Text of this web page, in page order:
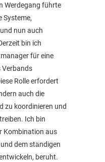
Werdegang führte
Systeme,
nun auch
bin ich
für eine
Verbands
Rolle erfordert
auch die
zu koordinieren und
Ich bin
Kombination aus
dem ständigen
beruht.